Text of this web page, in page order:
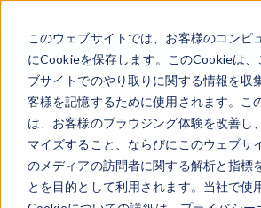
このウェブサイトでは、お客様のコンピ
にCookieを保存します。このCookieは、
ブサイトでのやり取りに関する情報を収
客様を記憶するために使用されます。こ
は、お客様のブラウジング体験を改善し
マイズすること、ならびにこのウェブサ
のメディアの訪問者に関する解析と指標
とを目的として利用されます。当社で使
ログイン